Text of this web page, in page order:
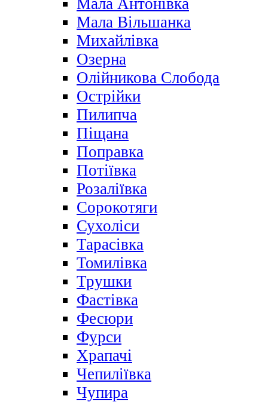
Мала Антонівка
Мала Вільшанка
Михайлівка
Озерна
Олійникова Слобода
Острійки
Пилипча
Піщана
Поправка
Потіївка
Розаліївка
Сорокотяги
Сухоліси
Тарасівка
Томилівка
Трушки
Фастівка
Фесюри
Фурси
Храпачі
Чепиліївка
Чупира